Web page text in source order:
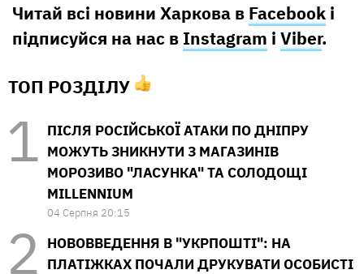
Читай всі новини Харкова в Facebook і
підписуйся на нас в Instagram і Viber.
ТОП РОЗДІЛУ
ПІСЛЯ РОСІЙСЬКОЇ АТАКИ ПО ДНІПРУ
МОЖУТЬ ЗНИКНУТИ З МАГАЗИНІВ
МОРОЗИВО "ЛАСУНКА" ТА СОЛОДОЩІ
MILLENNIUM
04 Серпня 20:15
НОВОВВЕДЕННЯ В "УКРПОШТІ": НА
ПЛАТІЖКАХ ПОЧАЛИ ДРУКУВАТИ ОСОБИСТІ